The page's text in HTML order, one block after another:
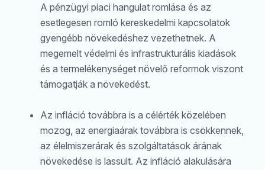
A pénzügyi piaci hangulat romlása és az
esetlegesen romló kereskedelmi kapcsolatok
gyengébb növekedéshez vezethetnek. A
megemelt védelmi és infrastrukturális kiadások
és a termelékenységet növelő reformok viszont
támogatják a növekedést.
Az infláció továbbra is a célérték közelében
mozog, az energiaárak továbbra is csökkennek,
az élelmiszerárak és szolgáltatások árának
növekedése is lassult. Az infláció alakulására